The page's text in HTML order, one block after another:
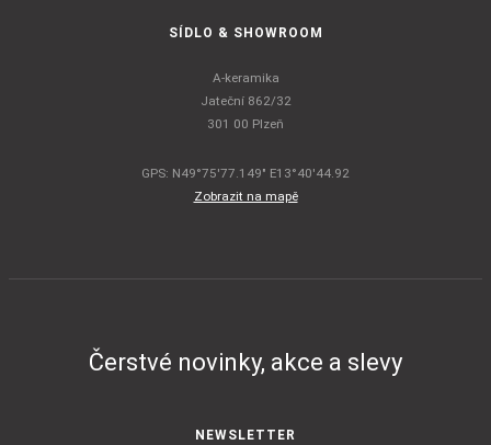
SÍDLO & SHOWROOM
A-keramika
Jateční 862/32
301 00 Plzeň
GPS: N49°75'77.149" E13°40'44.92
Zobrazit na mapě
Čerstvé novinky, akce a slevy
NEWSLETTER